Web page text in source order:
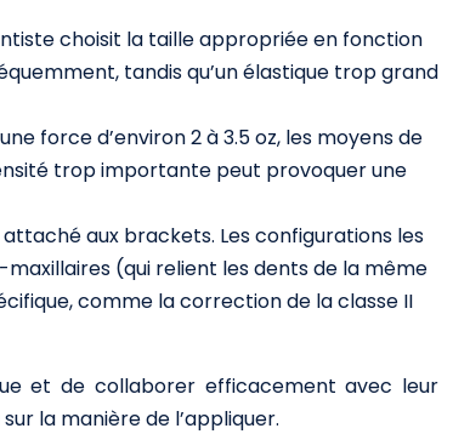
choisit la taille appropriée en fonction
tandis qu’un élastique trop grand
force d’environ 2 à 3.5 oz, les moyens de
trop importante peut provoquer une
aux brackets. Les configurations les
(qui relient les dents de la même
comme la correction de la classe II
et de collaborer efficacement avec leur
la manière de l’appliquer.